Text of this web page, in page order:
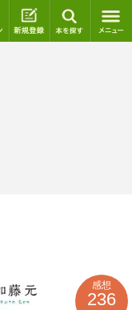
ログイン 新規登録
感想
236